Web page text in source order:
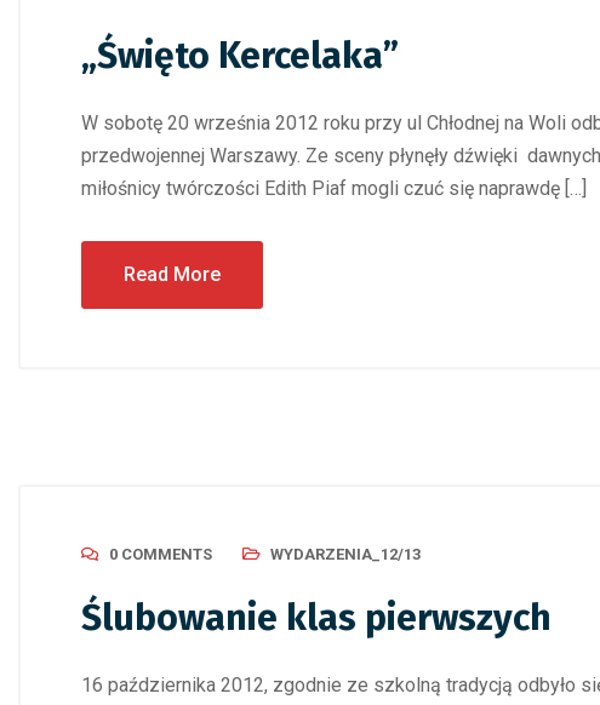
„Święto Kercelaka”
W sobotę 20 września 2012 roku przy ul Chłodnej na Woli
przedwojennej Warszawy. Ze sceny płynęły dźwięki
miłośnicy twórczości Edith Piaf mogli czuć się naprawdę […]
Read More
0 COMMENTS WYDARZENIA_12/13
Ślubowanie klas pierwszych
16 października 2012, zgodnie ze szkolną tradycją odbyło